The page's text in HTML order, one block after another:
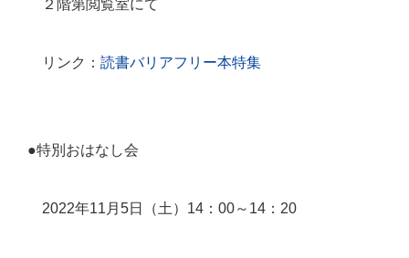
２階第閲覧室にて
リンク： 読書バリアフリー本特集
●特別おはなし会
2022年11 月 5日（土） 14 ： 00～ 14 ： 20